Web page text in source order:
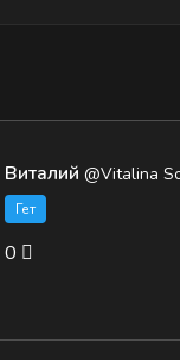
Виталий @Vitalina
Гет
0